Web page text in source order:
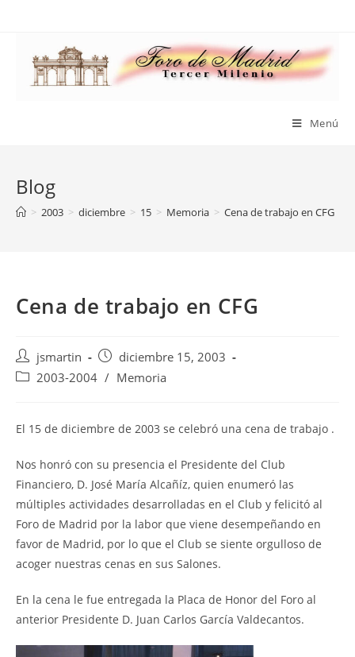
Menú
Blog
> 2003 > diciembre > 15 > Memoria > Cena de trabajo en CFG
Cena de trabajo en CFG
Autor
de
jsmartin
Publicación
de
diciembre 15, 2003
Categoría
entrada:
2003-2004 / Memoria
El 15 de diciembre de 2003 se celebró una cena de trabajo .
Nos honró con su presencia el Presidente del Club
Financiero, D. José María Alcañíz, quien enumeró las
múltiples actividades desarrolladas en el Club y felicitó al
Foro de Madrid por la labor que viene desempeñando en
favor de Madrid, por lo que el Club se siente orgulloso de
acoger nuestras cenas en sus Salones.
En la cena le fue entregada la Placa de Honor del Foro al
anterior Presidente D. Juan Carlos García Valdecantos.